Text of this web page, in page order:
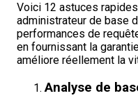
Voici 12 astuces
administrateur de base
performances de
en fournissant la
améliore réellement la
Analyse de